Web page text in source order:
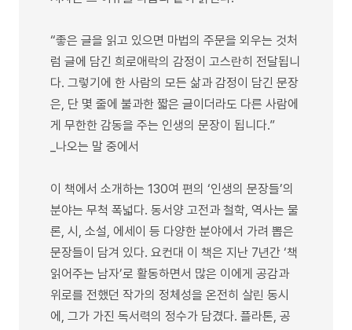
“좋은 글을 읽고 있으면 마법의 주문을 외우는 것처
럼 글에 담긴 희로애락의 감정이 고스란히 전달됩니
다. 그렇기에 한 사람의 모든 삶과 감정이 담긴 문장
은, 단 몇 줄에 불과한 짧은 글이더라도 다른 사람에
게 무한한 감동을 주는 인생의 문장이 됩니다.”
_나오는 말 중에서
이 책에서 소개하는 130여 편의 ‘인생의 문장들’의
분야는 무척 폭넓다. 동서양 고전과 철학, 역사는 물
론, 시, 소설, 에세이 등 다양한 분야에서 가려 뽑은
문장들이 담겨 있다. 요컨대 이 책은 지난 7년간 ‘책
읽어주는 남자’로 활동하면서 많은 이에게 공감과
위로를 전했던 작가의 정체성을 온전히 살린 동시
에, 그가 가진 독서력의 정수가 담겼다. 플라톤, 공